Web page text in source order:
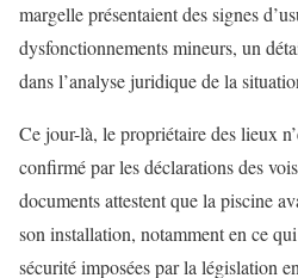
margelle présentaient des signes
dysfonctionnements mineurs, un
dans l’analyse juridique de la
Ce jour-là, le propriétaire des lieux
confirmé par les déclarations des
documents attestent que la piscine
son installation, notamment en ce
sécurité imposées par la législation